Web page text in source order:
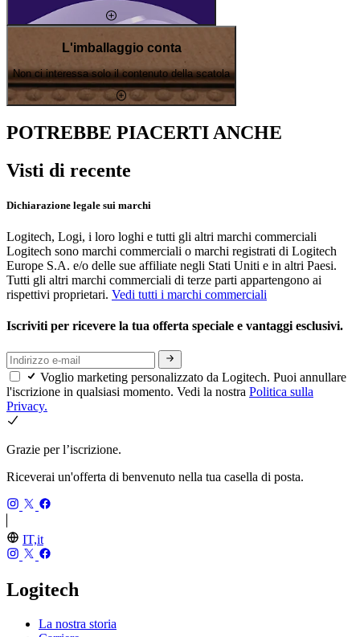
L'imballaggio conta
Non ci interessa solo il contenuto della scatola
POTREBBE PIACERTI ANCHE
Visti di recente
Dichiarazione legale sui marchi
Logitech, Logi, i loro loghi e tutti gli altri marchi commerciali
Logitech sono marchi commerciali o marchi registrati di Logitech
Europe S.A. e/o delle sue affiliate negli Stati Uniti e in altri Paesi.
Tutti gli altri marchi commerciali di terze parti appartengono ai
rispettivi proprietari. Vedi tutti i marchi commerciali
Iscriviti per ricevere la tua offerta speciale e vantaggi esclusivi.
Voglio marketing personalizzato da Logitech. Puoi annullare
l'iscrizione in qualsiasi momento. Vedi la nostra Politica sulla
Privacy.
Grazie per l’iscrizione.
Riceverai un'offerta di benvenuto nella tua casella di posta.
IT,it
Logitech
La nostra storia